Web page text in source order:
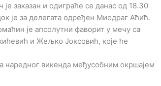
заказан и одиграће се данас од 18.30
је за делегата одређен Миодраг Аћић.
је апсолутни фаворит у мечу са
и Жељко Јоксовић, које ће
наредног викенда међусобним окршајем